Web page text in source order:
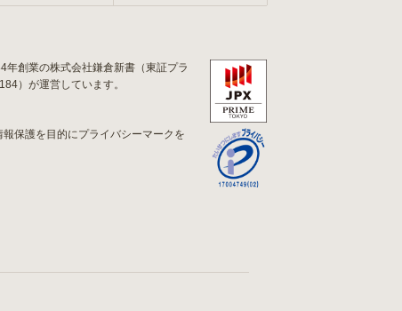
年創業の株式会社鎌倉新書（東証プラ
）が運営しています。
保護を目的にプライバシーマークを